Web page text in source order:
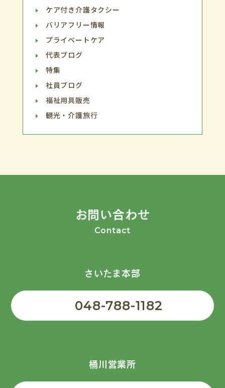
ケア付き介護タクシー
バリアフリー情報
プライベートケア
代表ブログ
特集
社員ブログ
福祉用具販売
観光・介護旅行
お問い合わせ
Contact
さいたま本部
048-788-1182
桶川営業所